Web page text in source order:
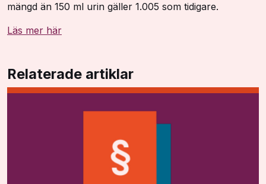
mängd än 150 ml urin gäller 1.005 som tidigare.
Läs mer här
Relaterade artiklar